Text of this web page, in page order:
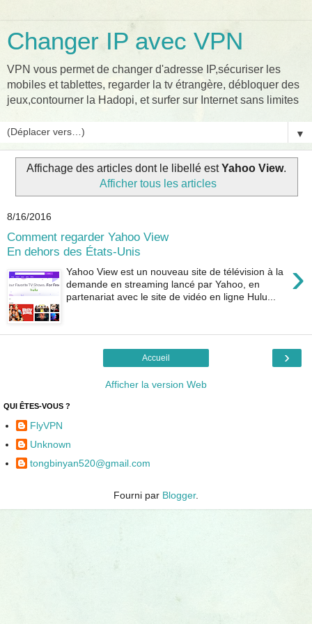
Changer IP avec VPN
VPN vous permet de changer d'adresse IP,sécuriser les
mobiles et tablettes, regarder la tv étrangère, débloquer des
jeux,contourner la Hadopi, et surfer sur Internet sans limites
▼
Affichage des articles dont le libellé estYahoo View.
Afficher tous les articles
8/16/2016
Comment regarder Yahoo View
En dehors des États-Unis
›
Yahoo View est un nouveau site de télévision à la
demande en streaming lancé par Yahoo, en
partenariat avec le site de vidéo en ligne Hulu...
›
Accueil
Afficher la version Web
QUI ÊTES-VOUS ?
FlyVPN
Unknown
tongbinyan520@gmail.com
Fourni par Blogger.